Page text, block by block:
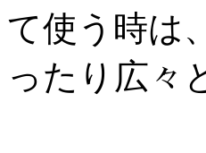
て使う時は
ったり広々